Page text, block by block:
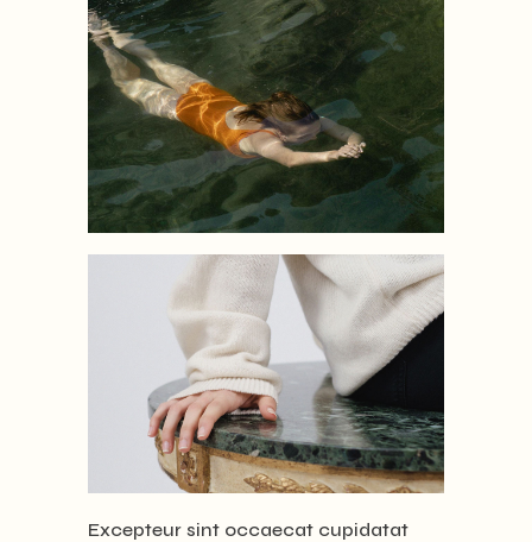
Excepteur sint occaecat cupidatat